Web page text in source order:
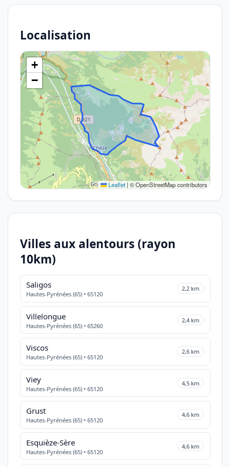
Localisation
+
−
Leaflet | © OpenStreetMap contributors
Villes aux alentours (rayon
10km)
Saligos
Hautes-Pyrénées (65) • 65120
2,2 km
Villelongue
Hautes-Pyrénées (65) • 65260
2,4 km
Viscos
Hautes-Pyrénées (65) • 65120
2,6 km
Viey
Hautes-Pyrénées (65) • 65120
4,5 km
Grust
Hautes-Pyrénées (65) • 65120
4,6 km
Esquièze-Sère
Hautes-Pyrénées (65) • 65120
4,6 km